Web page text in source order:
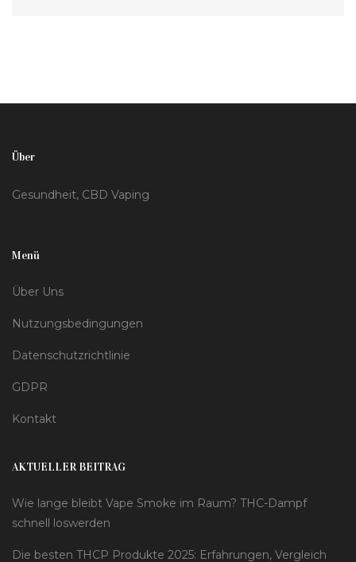
Über
Gesundheit, CBD Vaping
Menü
Über Uns
Nutzungsbedingungen
Datenschutzrichtlinie
GDPR
Kontakt
AKTUELLER BEITRAG
Wie lange bleibt Vape Smoke im Raum? THC-Dampf
schnell loswerden
Die besten THCP Produkte 2025: Erfahrungen, Vergleich